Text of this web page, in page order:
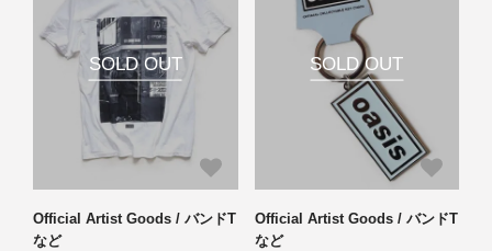
SOLD OUT
Official Artist Goods / バンドT
など
SOLD OUT
Official Artist Goods / バンドT
など